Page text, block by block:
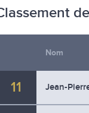
Nom
1 Jean-